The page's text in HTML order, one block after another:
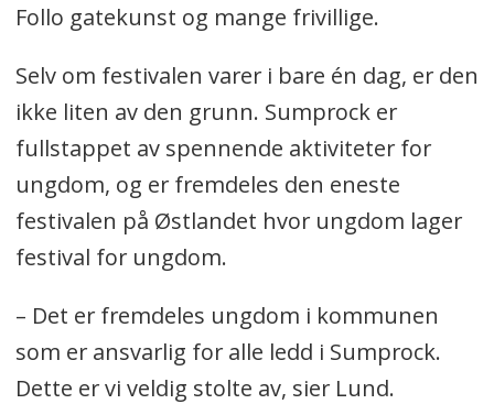
Follo gatekunst og mange frivillige.
Selv om festivalen varer i bare én dag, er den
ikke liten av den grunn. Sumprock er
fullstappet av spennende aktiviteter for
ungdom, og er fremdeles den eneste
festivalen på Østlandet hvor ungdom lager
festival for ungdom.
– Det er fremdeles ungdom i kommunen
som er ansvarlig for alle ledd i Sumprock.
Dette er vi veldig stolte av, sier Lund.